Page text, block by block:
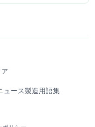
ュース製造用語集